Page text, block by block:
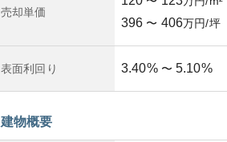
売却単価
396 〜 406万円/坪
表面利回り 3.40% 〜 5.10%
建物概要